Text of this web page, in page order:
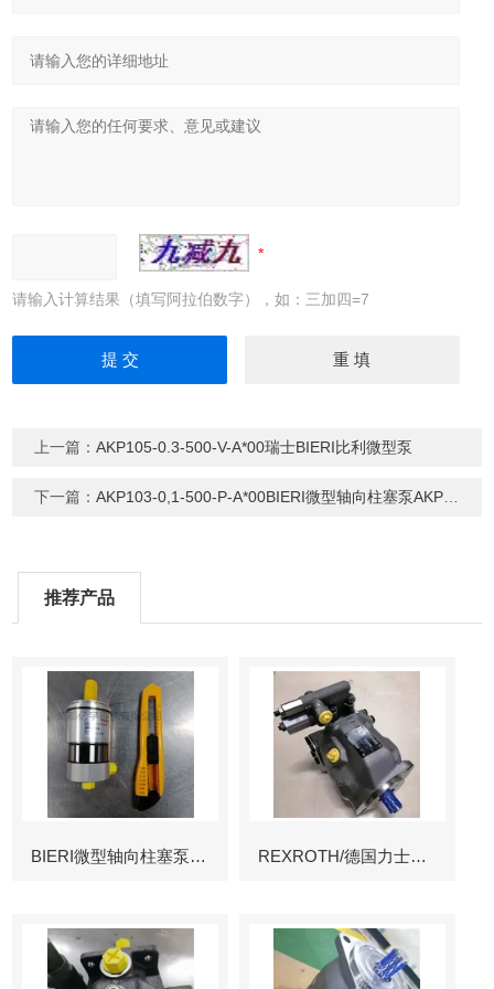
请输入计算结果（填写阿拉伯数字），如：三加四=7
上一篇：AKP105-0.3-500-V-A*00瑞士BIERI比利微型泵
下一篇：AKP103-0,1-500-P-A*00BIERI微型轴向柱塞泵AKP103
推荐产品
BIERI微型轴向柱塞泵AKP REXROTH/德国力士乐叶片泵